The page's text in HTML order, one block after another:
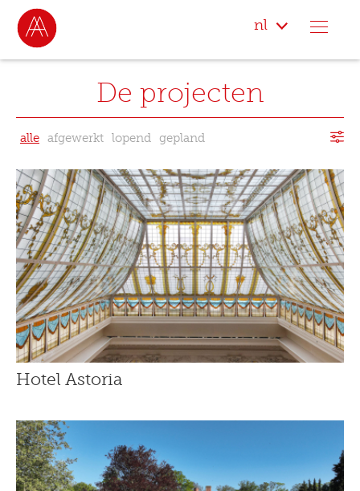
nl
De projecten
alle afgewerkt lopend gepland
Hotel Astoria